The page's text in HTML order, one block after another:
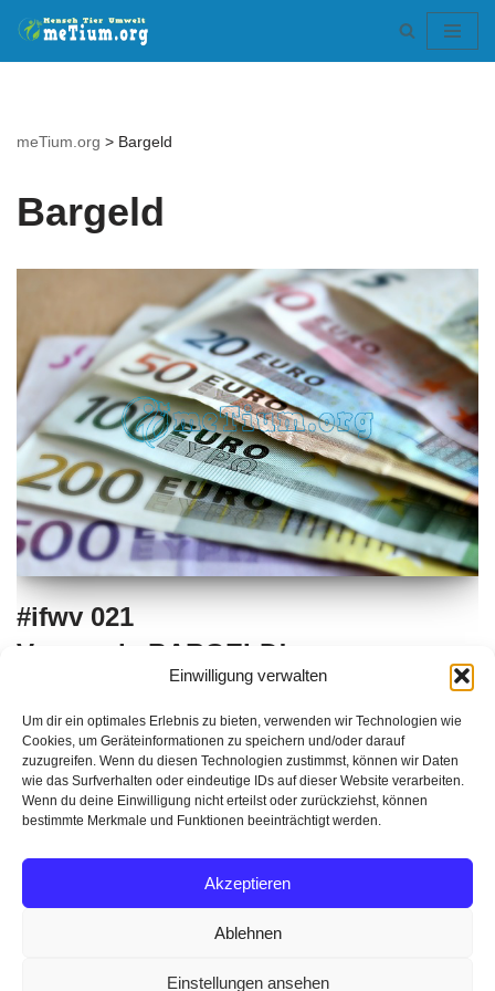
Einwilligung verwalten
Um dir ein optimales Erlebnis zu bieten, verwenden wir Technologien wie
Cookies, um Geräteinformationen zu speichern und/oder darauf
zuzugreifen. Wenn du diesen Technologien zustimmst, können wir Daten
wie das Surfverhalten oder eindeutige IDs auf dieser Website verarbeiten.
Wenn du deine Einwilligung nicht erteilst oder zurückziehst, können
bestimmte Merkmale und Funktionen beeinträchtigt werden.
Akzeptieren
Ablehnen
Einstellungen ansehen
Zum
meTium.org > Bargeld
Bargeld
#ifwv 021
Verwende BARGELD!
© 2022 meTium.org